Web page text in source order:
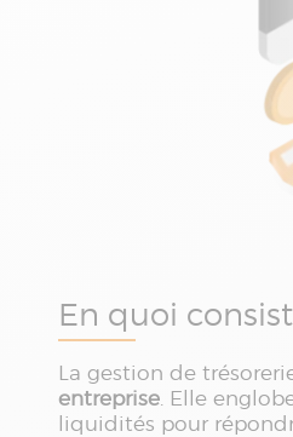
En quoi
La gestion de
entreprise. Elle
liquidités pour